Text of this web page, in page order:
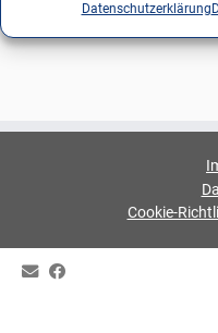
Datenschutzerklärung
Cookie-